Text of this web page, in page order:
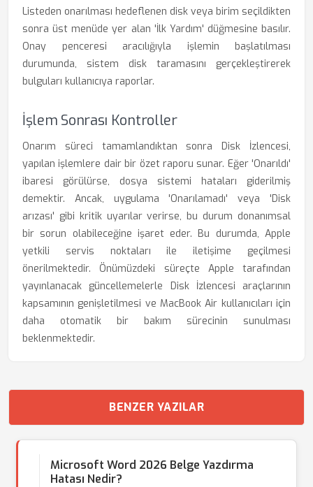
Listeden onarılması hedeflenen disk veya birim seçildikten
sonra üst menüde yer alan 'İlk Yardım' düğmesine basılır.
Onay penceresi aracılığıyla işlemin başlatılması
durumunda, sistem disk taramasını gerçekleştirerek
bulguları kullanıcıya raporlar.
İşlem Sonrası Kontroller
Onarım süreci tamamlandıktan sonra Disk İzlencesi,
yapılan işlemlere dair bir özet raporu sunar. Eğer 'Onarıldı'
ibaresi görülürse, dosya sistemi hataları giderilmiş
demektir. Ancak, uygulama 'Onarılamadı' veya 'Disk
arızası' gibi kritik uyarılar verirse, bu durum donanımsal
bir sorun olabileceğine işaret eder. Bu durumda, Apple
yetkili servis noktaları ile iletişime geçilmesi
önerilmektedir. Önümüzdeki süreçte Apple tarafından
yayınlanacak güncellemelerle Disk İzlencesi araçlarının
kapsamının genişletilmesi ve MacBook Air kullanıcıları için
daha otomatik bir bakım sürecinin sunulması
beklenmektedir.
BENZER YAZILAR
Microsoft Word 2026 Belge Yazdırma
Hatası Nedir?